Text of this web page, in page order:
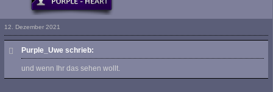
12. Dezember 2021
Purple_Uwe schrieb:
und wenn Ihr das sehen wollt.